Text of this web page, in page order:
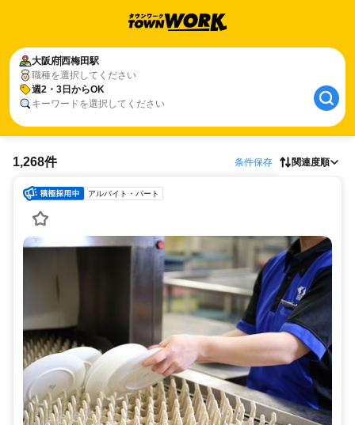
大阪府西梅田駅
職種を選択してください
週2・3日からOK
キーワードを選択してください
1,268件 条件保存 関連度順
アルバイト・パート